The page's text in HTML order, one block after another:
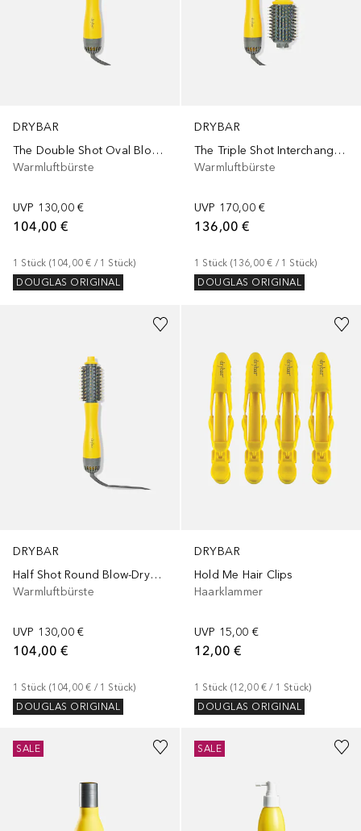
DRYBAR
The Double Shot Oval Blow-Dryer Brush
Warmluftbürste
UVP 130,00 €
104,00 €
1 Stück (104,00 € / 1 Stück)
DOUGLAS ORIGINAL
DRYBAR
The Triple Shot Interchangeable Blow-Dryer Brush
Warmluftbürste
UVP 170,00 €
136,00 €
1 Stück (136,00 € / 1 Stück)
DOUGLAS ORIGINAL
DRYBAR
Half Shot Round Blow-Dryer Brush
Warmluftbürste
UVP 130,00 €
104,00 €
1 Stück (104,00 € / 1 Stück)
DOUGLAS ORIGINAL
DRYBAR
Hold Me Hair Clips
Haarklammer
UVP 15,00 €
12,00 €
1 Stück (12,00 € / 1 Stück)
DOUGLAS ORIGINAL
SALE SALE